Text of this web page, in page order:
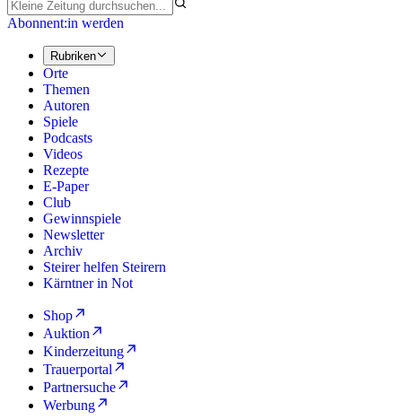
Abonnent:in werden
Rubriken
Orte
Themen
Autoren
Spiele
Podcasts
Videos
Rezepte
E-Paper
Club
Gewinnspiele
Newsletter
Archiv
Steirer helfen Steirern
Kärntner in Not
Shop
Auktion
Kinderzeitung
Trauerportal
Partnersuche
Werbung